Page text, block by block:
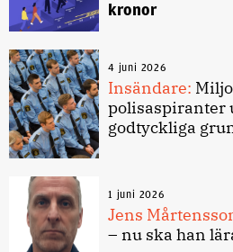
kronor
4 juni 2026
Insändare:
polisaspiranter
godtyckliga
1 juni 2026
Jens
– nu ska han